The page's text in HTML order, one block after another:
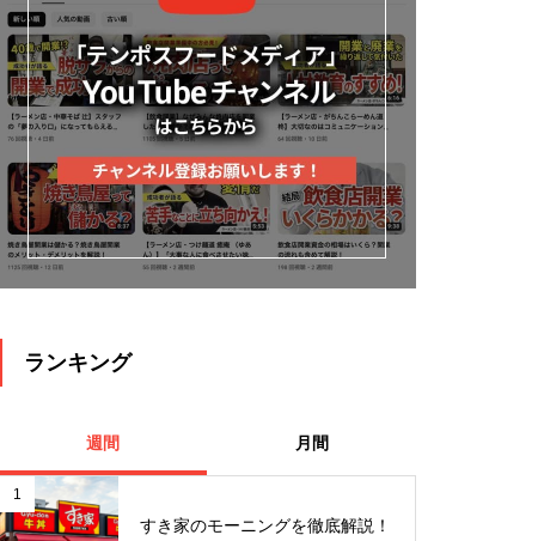
ランキング
週間 月間
1
すき家のモーニングを徹底解説！